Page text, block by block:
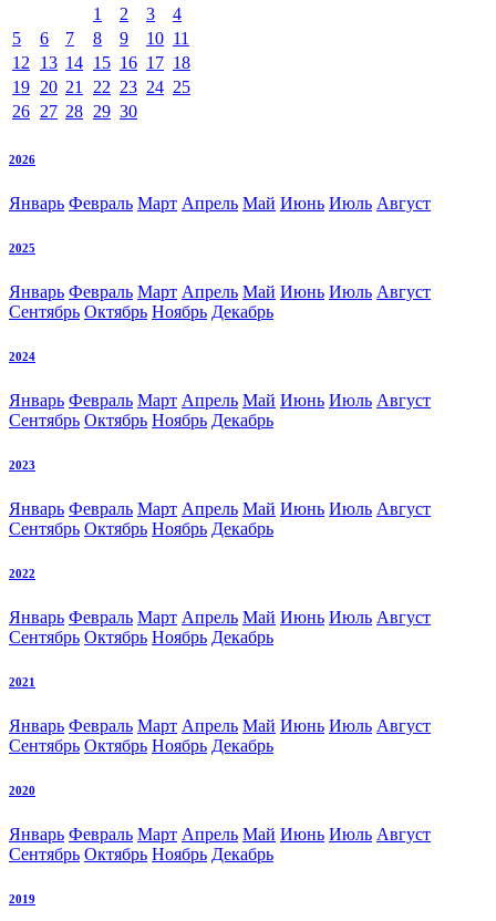
1
2 3
4
5
6 7 8 9 10 11
12
13 14 15 16 17 18
19 20 21 22 23 24 25
26 27 28 29 30
2026
Январь Февраль Март Апрель Май Июнь Июль Август
2025
Январь Февраль Март Апрель Май Июнь Июль Август
Сентябрь Октябрь Ноябрь Декабрь
2024
Январь Февраль Март Апрель Май Июнь Июль Август
Сентябрь Октябрь Ноябрь Декабрь
2023
Январь Февраль Март Апрель Май Июнь Июль Август
Сентябрь Октябрь Ноябрь Декабрь
2022
Январь Февраль Март Апрель Май Июнь Июль Август
Сентябрь Октябрь Ноябрь Декабрь
2021
Январь Февраль Март Апрель Май Июнь Июль Август
Сентябрь Октябрь Ноябрь Декабрь
2020
Январь Февраль Март Апрель Май Июнь Июль Август
Сентябрь Октябрь Ноябрь Декабрь
2019